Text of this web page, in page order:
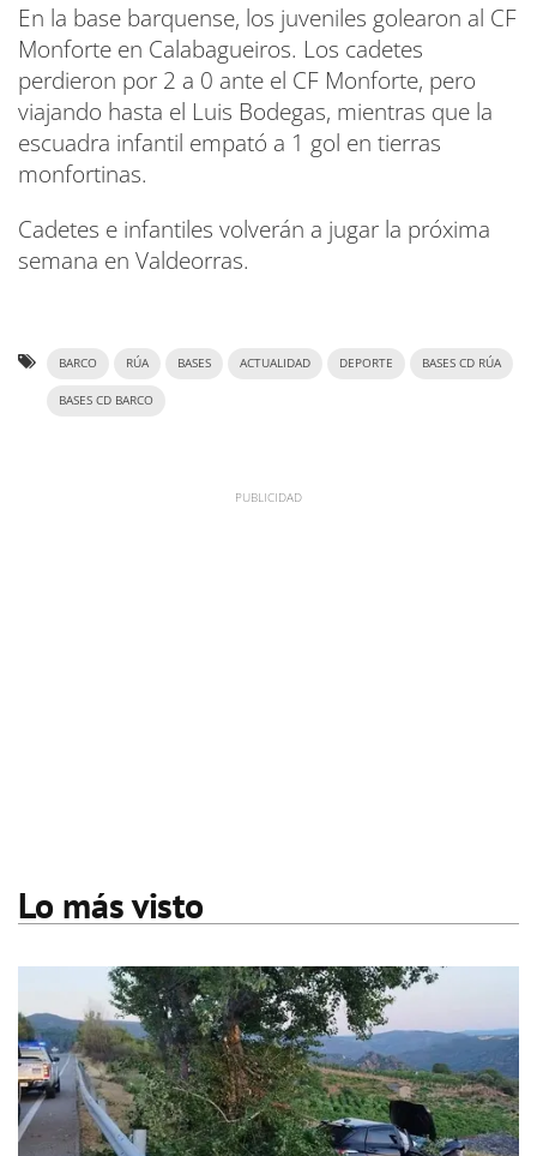
En la base barquense, los juveniles golearon al CF
Monforte en Calabagueiros. Los cadetes
perdieron por 2 a 0 ante el CF Monforte, pero
viajando hasta el Luis Bodegas, mientras que la
escuadra infantil empató a 1 gol en tierras
monfortinas.
Cadetes e infantiles volverán a jugar la próxima
semana en Valdeorras.
BARCO RÚA BASES ACTUALIDAD DEPORTE BASES CD RÚA
BASES CD BARCO
Lo más visto